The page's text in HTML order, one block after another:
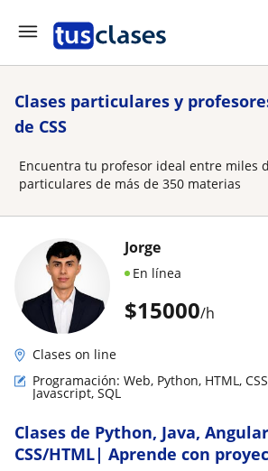
Clases particulares y
de CSS
Encuentra tu profesor ideal entre miles
particulares de más de 350 materias
$15000/h
Jorge
En línea
Clases on line
Programación: Web, Python, HTML,
Javascript, SQL
Clases de Python, Java,
CSS/HTML| Aprende con